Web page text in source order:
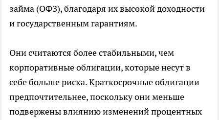
займа (ОФЗ), благодаря их высокой доходности
и государственным гарантиям.
Они считаются болee стабильными, чем
корпоративные облигации, которые несут в
себе больше риска. Краткосрочные облигации
предпочтительнее, поскольку они меньше
подвержены влиянию изменений процентных